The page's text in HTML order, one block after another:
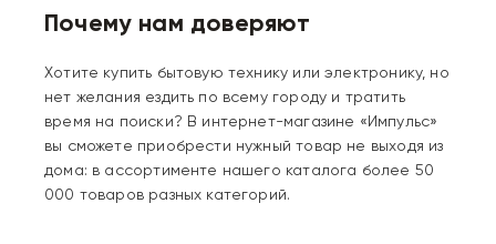
Почему нам доверяют
Хотите купить бытовую технику или электронику, но
нет желания ездить по всему городу и тратить
время на поиски? В интернет-магазине «Импульс»
вы сможете приобрести нужный товар не выходя из
дома: в ассортименте нашего каталога более 50
000 товаров разных категорий.